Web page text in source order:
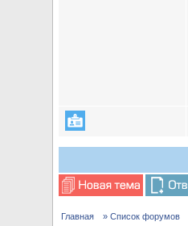
Главная » Список форумов